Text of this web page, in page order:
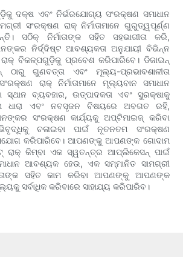
ଦକ୍ଷ ଏବଂ ନିର୍ଭରଯୋଗ୍ୟ ସଂରକ୍ଷଣ ସମାଧାନ
ସଂରକ୍ଷଣ ରାକ୍ ନିର୍ମାତାମାନେ ଗୁରୁତ୍ୱପୂର୍ଣ୍ଣ
ସଠିକ୍ ନିର୍ମାତାଙ୍କ ସହିତ ସହଭାଗୀତା କରି,
ନିର୍ଦ୍ଦିଷ୍ଟ ଆବଶ୍ୟକତା ଅନୁଯାୟୀ ବିଭିନ୍ନ
ବିକଳ୍ପଗୁଡ଼ିକୁ ପ୍ରବେଶ କରିପାରିବେ। ଡିଜାଇନ୍
ଠାରୁ ଗୁଣବତ୍ତା ଏବଂ ମୂଲ୍ୟ-ପ୍ରଭାବଶାଳୀତା
ରାକ୍ ନିର୍ମାତାମାନେ ମୂଲ୍ୟବାନ ସମାଧାନ
ସ୍ଥାନ ବ୍ୟବହାର, ଉତ୍ପାଦକତା ଏବଂ ସୁରକ୍ଷାକୁ
ଧାରା ଏବଂ ନବସୃଜନ ବିଷୟରେ ଅବଗତ ରହି,
ସଂରକ୍ଷଣ କାର୍ଯ୍ୟକୁ ଅପ୍ଟିମାଇଜ୍ କରିବା
ଚଳାଇବା ପାଇଁ ନୂତନତମ ସଂରକ୍ଷଣ
କରିପାରିବେ। ଆପଣଙ୍କୁ ଆପଣଙ୍କ ଗୋଦାମ
ରାକ୍ କିମ୍ବା ଏକ ସ୍ୱତନ୍ତ୍ର ଆପ୍ଲିକେସନ୍ ପାଇଁ
ଆବଶ୍ୟକ ହେଉ, ଏକ ସମ୍ମାନିତ ସାମଗ୍ରୀ
ସହିତ କାମ କରିବା ଆପଣଙ୍କୁ ଆପଣଙ୍କ
ସର୍ବାଧିକ କରିବାରେ ସାହାଯ୍ୟ କରିପାରିବ।